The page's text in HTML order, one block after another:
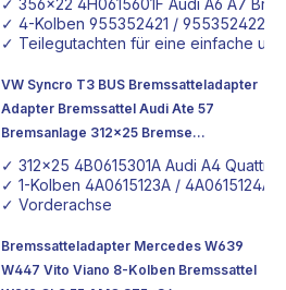
✓ 356x22 4H0615601F Audi A6 A7
✓ 4-Kolben 955352421 / 955352422
✓ Teilegutachten für eine einfache
VW Syncro T3 BUS Bremssatteladapter
Adapter Bremssattel Audi Ate 57
Bremsanlage 312x25 Bremse
Vorderachse
✓ 312x25 4B0615301A Audi A4
✓ 1-Kolben 4A0615123A / 4A0615124A
✓ Vorderachse
Bremssatteladapter Mercedes W639
W447 Vito Viano 8-Kolben Bremssattel